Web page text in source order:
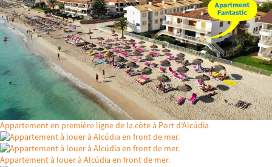
Appartement en première ligne de la côte à Port d'Alcúdia
Appartement à louer à Alcúdia en front de mer.